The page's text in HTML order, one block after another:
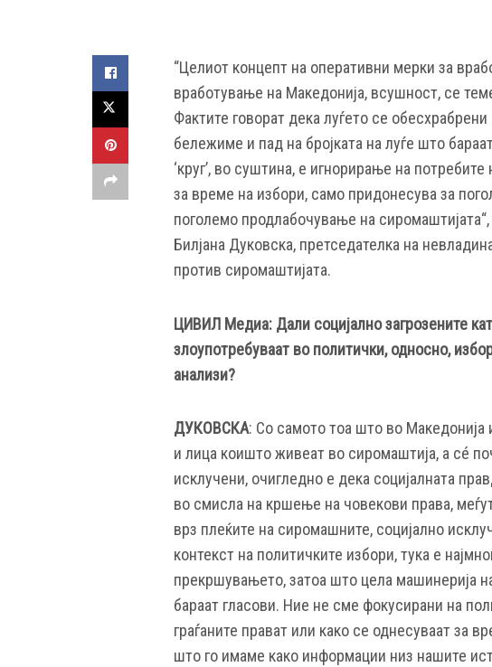
“Целиот концепт на оперативни мерки за
вработување на Македонија, всушност, се
Фактите говорат дека луѓето се
бележиме и пад на бројката на луѓе што
‘круг’, во суштина, е игнорирање на
за време на избори, само придонесува за
поголемо продлабочување на
Билјана Дуковска, претседателка на
против сиромаштијата.
ЦИВИЛ Медиа: Дали социјално загрозените
злоупотребуваат во политички, односно,
анализи?
ДУКОВСКА: Со самото тоа што во
и лица коишто живеат во сиромаштија, а сé
исклучени, очигледно е дека социјалната
во смисла на кршење на човекови права,
врз плеќите на сиромашните, социјално
контекст на политичките избори, тука е
прекршувањето, затоа што цела машинерија
бараат гласови. Ние не сме фокусирани на
граѓаните прават или како се однесуваат за
што го имаме како информации низ нашите